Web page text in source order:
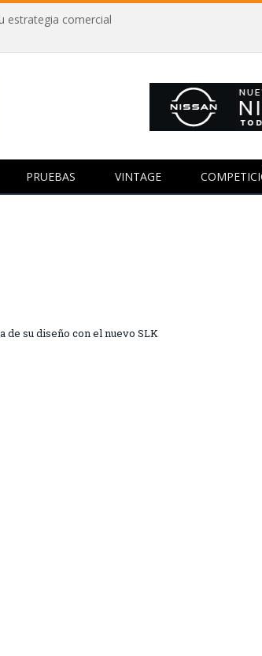
estrategia comercial
PRUEBAS VINTAGE
su diseño con el nuevo SLK